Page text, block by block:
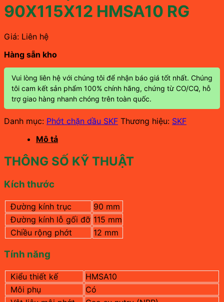
90X115X12 HMSA10 RG
Giá: Liên hệ
Hàng sẵn kho
Vui lòng liên hệ với chúng tôi để nhận báo giá tốt nhất. Chúng
tôi cam kết sản phẩm 100% chính hãng, chứng từ CO/CQ, hỗ
trợ giao hàng nhanh chóng trên toàn quốc.
Danh mục: Phớt chặn dầu SKF Thương hiệu: SKF
Mô tả
THÔNG SỐ KỸ THUẬT
Kích thước
Đường kính trục
90 mm
Đường kính lỗ gối đỡ 115 mm
Chiều rộng phớt
12 mm
Tính năng
Kiểu thiết kế
HMSA10
Môi phụ
Có